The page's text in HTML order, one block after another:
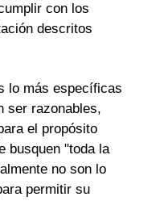
con los
descritos
lo más específicas
ser razonables,
el propósito
busquen "toda la
no son lo
permitir su